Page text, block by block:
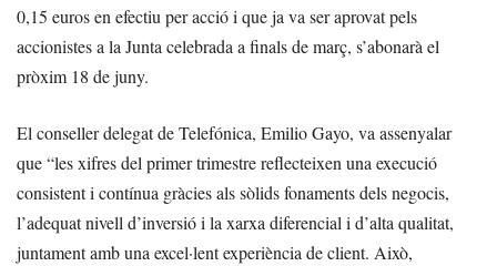
0,15 euros en efectiu per acció i que ja va ser aprovat pels
accionistes a la Junta celebrada a finals de març, s’abonarà el
pròxim 18 de juny.
El conseller delegat de Telefónica, Emilio Gayo, va assenyalar
que “les xifres del primer trimestre reflecteixen una execució
consistent i contínua gràcies als sòlids fonaments dels negocis,
l’adequat nivell d’inversió i la xarxa diferencial i d’alta qualitat,
juntament amb una excel·lent experiència de client. Això,